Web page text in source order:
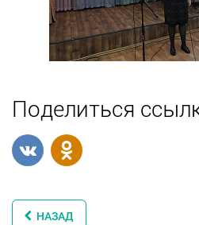
Поделиться
НАЗАД